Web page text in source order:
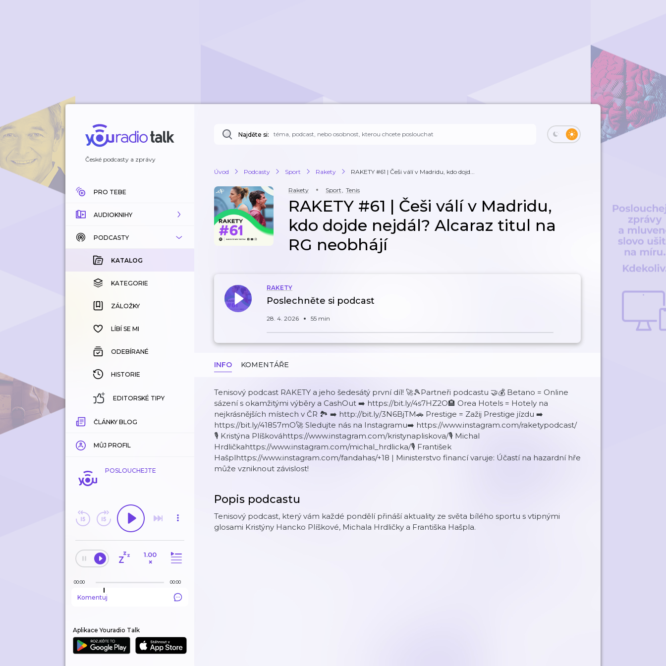
České podcasty a zprávy
PRO TEBE
AUDIOKNIHY
KATALOG
KOUPENÉ
KATEGORIE
ZÁLOŽKY
HISTORIE
PODCASTY
KATALOG
KATEGORIE
ZÁLOŽKY
LÍBÍ SE MI
ODEBÍRANÉ
HISTORIE
EDITORSKÉ TIPY
ČLÁNKY BLOG
MŮJ PROFIL
POSLOUCHEJTE
1.00
×
00:00 00:00
Komentuj
Aplikace Youradio Talk
Najděte si:
Úvod Podcasty Sport Rakety RAKETY #61 | Češi válí v Madridu, kdo dojd...
Rakety Sport, Tenis
RAKETY #61 | Češi válí v Madridu,
kdo dojde nejdál? Alcaraz titul na
RG neobhájí
RAKETY
Poslechněte si podcast
28. 4. 2026 55 min
INFO KOMENTÁŘE
Tenisový podcast RAKETY a jeho šedesátý první díl! 🚀🎾Partneři podcastu 🤝💰 Betano = Online
sázení s okamžitými výběry a CashOut ➡️ https://bit.ly/4s7HZ2O🏨 Orea Hotels = Hotely na
nejkrásnějších místech v ČR 🏞️ ➡️ http://bit.ly/3N6BjTM🚗 Prestige = Zažij Prestige jízdu ➡️
https://bit.ly/41857mO🚀 Sledujte nás na Instagramu➡️ https://www.instagram.com/raketypodcast/
🎙 Kristýna Plíškováhttps://www.instagram.com/kristynapliskova/🎙 Michal
Hrdličkahttps://www.instagram.com/michal_hrdlicka/🎙 František
Hašplhttps://www.instagram.com/fandahas/+18 | Ministerstvo financí varuje: Účastí na hazardní hře
může vzniknout závislost!
Popis podcastu
Tenisový podcast, který vám každé pondělí přináší aktuality ze světa bílého sportu s vtipnými
glosami Kristýny Hancko Plíškové, Michala Hrdličky a Františka Hašpla.